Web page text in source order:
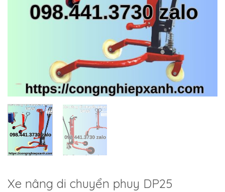
Xe nâng di chuyển phuy DP25